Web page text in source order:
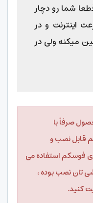
شما رو دچار
اینترنت و در
میکنه ولی در
صرفاً با
قابل نصب و
فوسکم استفاده می
تان نصب بوده ،
کنید.